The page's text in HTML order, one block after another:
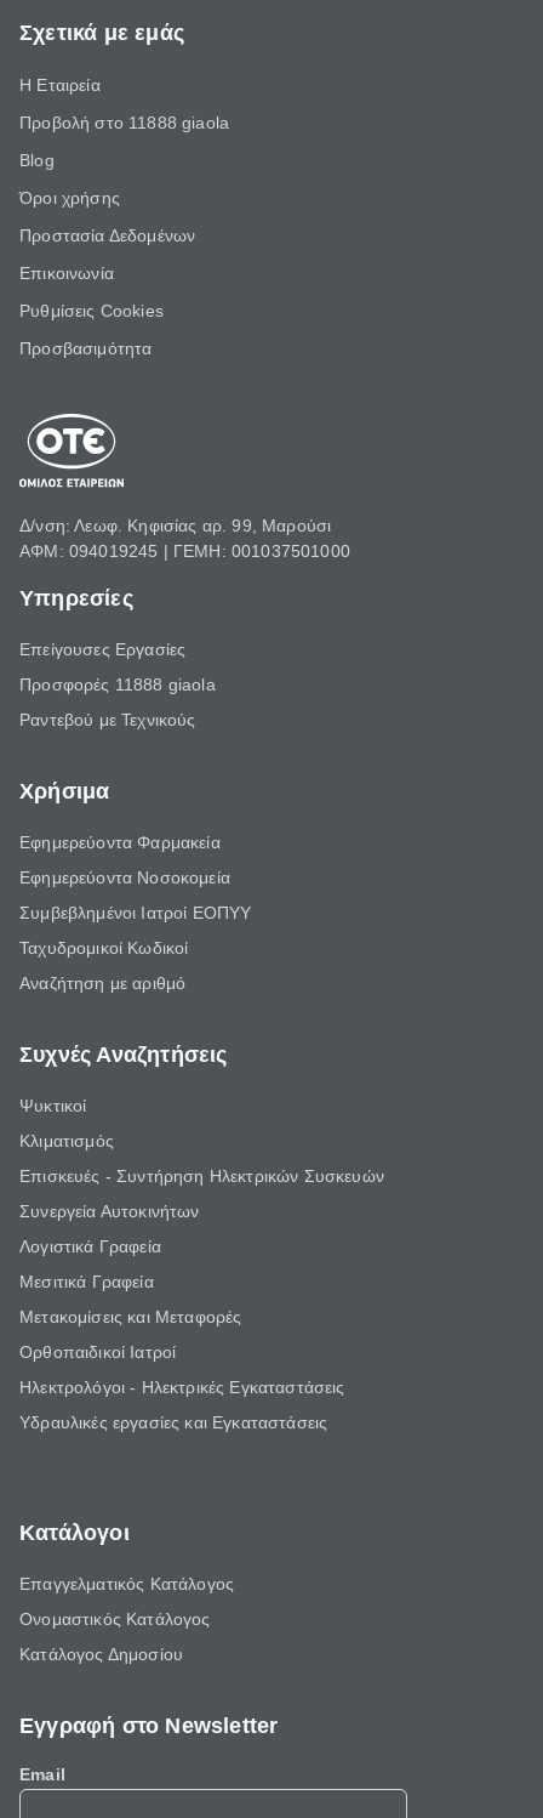
Σχετικά με εμάς
Η Εταιρεία
Προβολή στο 11888 giaola
Blog
Όροι χρήσης
Προστασία Δεδομένων
Επικοινωνία
Ρυθμίσεις Cookies
Προσβασιμότητα
Δ/νση: Λεωφ. Κηφισίας αρ. 99, Μαρούσι
ΑΦΜ: 094019245 | ΓΕΜΗ: 001037501000
Υπηρεσίες
Επείγουσες Εργασίες
Προσφορές 11888 giaola
Ραντεβού με Τεχνικούς
Χρήσιμα
Εφημερεύοντα Φαρμακεία
Εφημερεύοντα Νοσοκομεία
Συμβεβλημένοι Ιατροί ΕΟΠΥΥ
Ταχυδρομικοί Κωδικοί
Αναζήτηση με αριθμό
Συχνές Αναζητήσεις
Ψυκτικοί
Κλιματισμός
Επισκευές - Συντήρηση Ηλεκτρικών Συσκευών
Συνεργεία Αυτοκινήτων
Λογιστικά Γραφεία
Μεσιτικά Γραφεία
Μετακομίσεις και Μεταφορές
Ορθοπαιδικοί Ιατροί
Ηλεκτρολόγοι - Ηλεκτρικές Εγκαταστάσεις
Υδραυλικές εργασίες και Εγκαταστάσεις
Κατάλογοι
Επαγγελματικός Κατάλογος
Ονομαστικός Κατάλογος
Κατάλογος Δημοσίου
Εγγραφή στο Newsletter
Email